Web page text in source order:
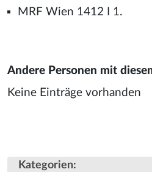
MRF Wien 1412 I 1.
Andere Personen mit
Keine Einträge vorhanden
Kategorien: